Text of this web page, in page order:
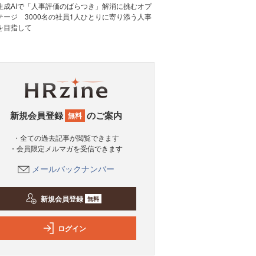
成AIで「人事評価のばらつき」解消に挑むオプ
ージ 3000名の社員1人ひとりに寄り添う人事
目指して
新規会員登録 無料 のご案内
・全ての過去記事が閲覧できます
・会員限定メルマガを受信できます
メールバックナンバー
新規会員登録 無料
ログイン